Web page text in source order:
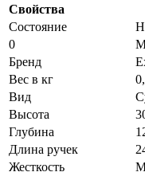
Свойства
Состояние
0
Бренд
Вес в кг
Вид
Высота
Глубина
Длина ручек
Жесткость